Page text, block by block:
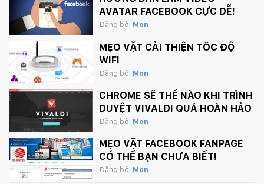
AVATAR FACEBOOK CỰC DỄ!
Đăng bởi Mon
MẸO VẶT CẢI THIỆN TỐC ĐỘ
WIFI
Đăng bởi Mon
CHROME SẼ THẾ NÀO KHI TRÌNH
DUYỆT VIVALDI QUÁ HOÀN HẢO
Đăng bởi Mon
MẸO VẶT FACEBOOK FANPAGE
CÓ THỂ BẠN CHƯA BIẾT!
Đăng bởi Mon